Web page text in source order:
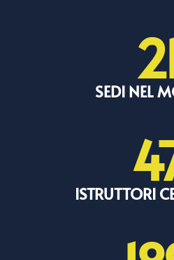
SEDI NEL
ISTRUTTORI